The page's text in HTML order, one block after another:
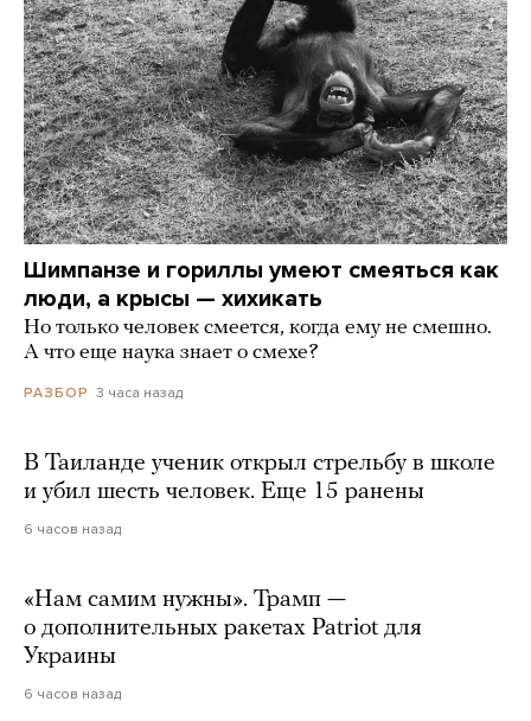
Шимпанзе и гориллы умеют смеяться как
люди, а крысы — хихикать
Но только человек смеется, когда ему не смешно.
А что еще наука знает о смехе?
РАЗБОР 3 часа назад
В Таиланде ученик открыл стрельбу в школе
и убил шесть человек. Еще 15 ранены
6 часов назад
«Нам самим нужны». Трамп —
о дополнительных ракетах Patriot для
Украины
6 часов назад